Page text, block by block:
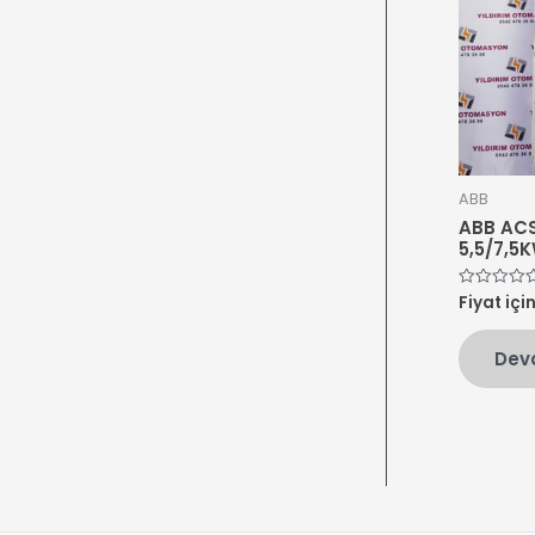
ABB
ABB
5,5/
5
üzerinden
oy
aldı
Fiyat için